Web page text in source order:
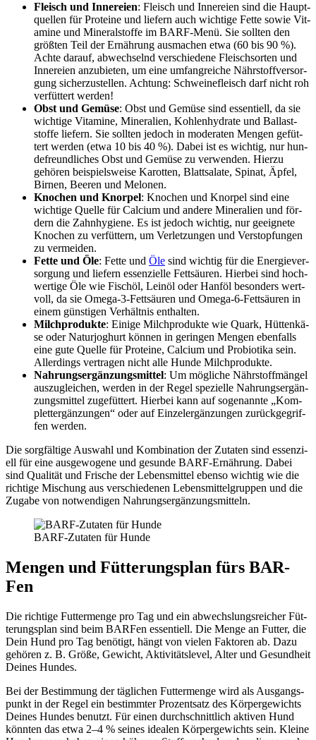
Fleisch und Inne­rei­en: Fleisch und Inne­rei­en sind die Haupt­
quel­len für Pro­te­ine und lie­fern auch wich­ti­ge Fet­te sowie Vit­
ami­ne und Mine­ral­stof­fe im BARF-Menü. Sie soll­ten den
größ­ten Teil der Ernäh­rung aus­ma­chen etwa (60 bis 90 %).
Ach­te dar­auf, abwech­selnd ver­schie­de­ne Fleisch­sor­ten und
Inne­rei­en anzu­bie­ten, um eine umfang­rei­che Nähr­stoff­ver­sor­
gung sicher­zu­stel­len. Ach­tung: Schwei­ne­fleisch darf nicht roh
ver­füt­tert wer­den!
Obst und Gemü­se: Obst und Gemü­se sind essen­ti­ell, da sie
wich­ti­ge Vit­ami­ne, Mine­ra­li­en, Koh­len­hy­dra­te und Bal­last­
stof­fe lie­fern. Sie soll­ten jedoch in mode­ra­ten Men­gen gefüt­
tert wer­den (etwa 10 bis 40 %). Dabei ist es wich­tig, nur hun­
de­freund­li­ches Obst und Gemü­se zu ver­wen­den. Hier­zu
gehö­ren bei­spiels­wei­se Karot­ten, Blatt­sa­la­te, Spi­nat, Äpfel,
Bir­nen, Bee­ren und Melo­nen.
Kno­chen und Knor­pel: Kno­chen und Knor­pel sind eine
wich­ti­ge Quel­le für Cal­ci­um und ande­re Mine­ra­li­en und för­
dern die Zahn­hy­gie­ne. Es ist jedoch wich­tig, nur geeig­ne­te
Kno­chen zu ver­füt­tern, um Ver­let­zun­gen und Ver­stop­fun­gen
zu ver­mei­den.
Fet­te und Öle: Fet­te und Öle sind wich­tig für die Ener­gie­ver­
sor­gung und lie­fern essen­zi­el­le Fett­säu­ren. Hier­bei sind hoch­
wer­ti­ge Öle wie Fisch­öl, Lein­öl oder Hanf­öl beson­ders wert­
voll, da sie Ome­ga-3-Fett­säu­ren und Ome­ga-6-Fett­säu­ren in
einem güns­ti­gen Ver­hält­nis ent­hal­ten.
Milch­pro­duk­te: Eini­ge Milch­pro­duk­te wie Quark, Hüt­ten­kä­
se oder Natur­jo­ghurt kön­nen in gerin­gen Men­gen eben­falls
eine gute Quel­le für Pro­te­ine, Cal­ci­um und Pro­bio­ti­ka sein.
Aller­dings ver­tra­gen nicht alle Hun­de Milch­pro­duk­te.
Nah­rungs­er­gän­zungs­mit­tel: Um mög­li­che Nähr­stoff­män­gel
aus­zu­glei­chen, wer­den in der Regel spe­zi­el­le Nah­rungs­er­gän­
zungs­mit­tel zuge­füt­tert. Hier­bei kann auf soge­nann­te „Kom­
plet­ter­gän­zun­gen“ oder auf Ein­zel­er­gän­zun­gen zurück­ge­grif­
fen wer­den.
Die sorg­fäl­ti­ge Aus­wahl und Kom­bi­na­ti­on der Zuta­ten sind essen­zi­
ell für eine aus­ge­wo­ge­ne und gesun­de BARF-Ernäh­rung. Dabei
sind Qua­li­tät und Fri­sche der Lebens­mit­tel eben­so wich­tig wie die
rich­ti­ge Mischung aus ver­schie­de­nen Lebens­mit­tel­grup­pen und die
Zuga­be von not­wen­di­gen Nah­rungs­er­gän­zungs­mit­teln.
BARF-Zuta­ten für Hun­de
Men­gen und Füt­te­rungs­plan fürs BAR­
Fen
Die rich­ti­ge Fut­ter­men­ge pro Tag und ein abwechs­lungs­rei­cher Füt­
te­rungs­plan sind beim BAR­Fen essen­ti­ell. Die Men­ge an Fut­ter, die
Dein Hund pro Tag benö­tigt, hängt von vie­len Fak­to­ren ab. Dazu
gehö­ren z. B. Grö­ße, Gewicht, Akti­vi­täts­le­vel, Alter und Gesund­heit
Dei­nes Hun­des.
Bei der Bestim­mung der täg­li­chen Fut­ter­men­ge wird als Aus­gangs­
punkt in der Regel ein bestimm­ter Pro­zent­satz des Kör­per­ge­wichts
Dei­nes Hun­des benutzt. Für einen durch­schnitt­lich akti­ven Hund
könn­ten das etwa 2–4 % sei­nes idea­len Kör­per­ge­wichts sein. Klei­ne